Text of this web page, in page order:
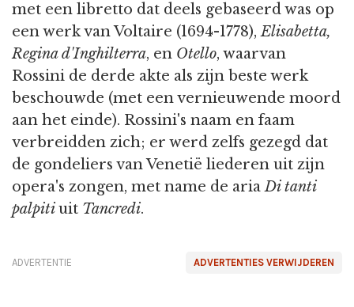
met een libretto dat deels gebaseerd was op
een werk van Voltaire (1694-1778),Elisabetta,
Regina d'Inghilterra, en Otello, waarvan
Rossini de derde akte als zijn beste werk
beschouwde (met een vernieuwende moord
aan het einde). Rossini's naam en faam
verbreidden zich; er werd zelfs gezegd dat
de gondeliers van Venetië liederen uit zijn
opera's zongen, met name de ariaDi tanti
palpitiuit Tancredi.
ADVERTENTIES VERWIJDEREN
ADVERTENTIE